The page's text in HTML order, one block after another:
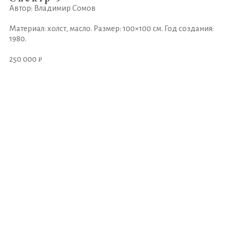
Автор: Владимир Сомов
Материал: холст, масло. Размер: 100×100 см. Год создания:
1980.
250 000 ₽